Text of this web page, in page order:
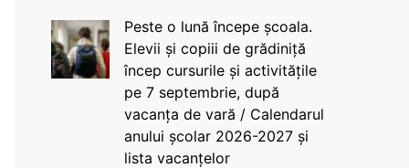
Peste o lună începe școala.
Elevii și copiii de grădiniță
încep cursurile și activitățile
pe 7 septembrie, după
vacanța de vară / Calendarul
anului școlar 2026-2027 și
lista vacanțelor